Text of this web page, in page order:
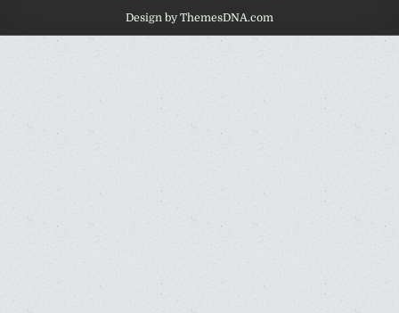
Design by ThemesDNA.com